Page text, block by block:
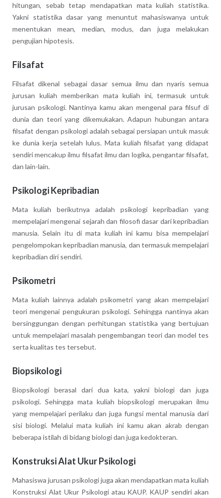
hitungan, sebab tetap mendapatkan mata kuliah statistika.
Yakni statistika dasar yang menuntut mahasiswanya untuk
menentukan mean, median, modus, dan juga melakukan
pengujian hipotesis.
Filsafat
Filsafat dikenal sebagai dasar semua ilmu dan nyaris semua
jurusan kuliah memberikan mata kuliah ini, termasuk untuk
jurusan psikologi. Nantinya kamu akan mengenal para filsuf di
dunia dan teori yang dikemukakan. Adapun hubungan antara
filsafat dengan psikologi adalah sebagai persiapan untuk masuk
ke dunia kerja setelah lulus. Mata kuliah filsafat yang didapat
sendiri mencakup ilmu filsafat ilmu dan logika, pengantar filsafat,
dan lain-lain.
Psikologi Kepribadian
Mata kuliah berikutnya adalah psikologi kepribadian yang
mempelajari mengenai sejarah dan filosofi dasar dari kepribadian
manusia. Selain itu di mata kuliah ini kamu bisa mempelajari
pengelompokan kepribadian manusia, dan termasuk mempelajari
kepribadian diri sendiri.
Psikometri
Mata kuliah lainnya adalah psikometri yang akan mempelajari
teori mengenai pengukuran psikologi. Sehingga nantinya akan
bersinggungan dengan perhitungan statistika yang bertujuan
untuk mempelajari masalah pengembangan teori dan model tes
serta kualitas tes tersebut.
Biopsikologi
Biopsikologi berasal dari dua kata, yakni biologi dan juga
psikologi. Sehingga mata kuliah biopsikologi merupakan ilmu
yang mempelajari perilaku dan juga fungsi mental manusia dari
sisi biologi. Melalui mata kuliah ini kamu akan akrab dengan
beberapa istilah di bidang biologi dan juga kedokteran.
Konstruksi Alat Ukur Psikologi
Mahasiswa jurusan psikologi juga akan mendapatkan mata kuliah
Konstruksi Alat Ukur Psikologi atau KAUP. KAUP sendiri akan